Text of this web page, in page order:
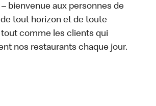
– bienvenue aux personnes de
tout horizon et de toute
comme les clients qui
nos restaurants chaque jour.